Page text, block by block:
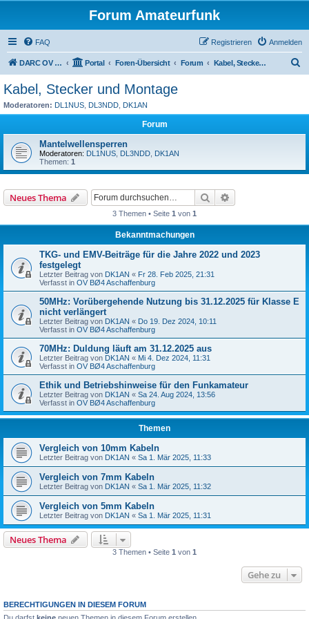
Forum Amateurfunk
FAQ Anmelden
Registrieren
DARC OV BØ4 Aschaffenburg Portal Foren-Übersicht Forum Kabel, Stecker und Montage
Kabel, Stecker und Montage
Moderatoren: DL1NUS DL3NDD DK1AN
Forum
Mantelwellensperren
Moderatoren: DL1NUS DL3NDD DK1AN
Themen: 1
Neues Thema Suche
3 Themen • Seite 1 von 1
Bekanntmachungen
TKG- und EMV-Beiträge für die Jahre 2022 und 2023
festgelegt
Letzter Beitrag von DK1AN « Fr 28. Feb 2025, 21:31
Verfasst in OV BØ4 Aschaffenburg
50MHz: Vorübergehende Nutzung bis 31.12.2025 für Klasse E
nicht verlängert
Letzter Beitrag von DK1AN « Do 19. Dez 2024, 10:11
Verfasst in OV BØ4 Aschaffenburg
70MHz: Duldung läuft am 31.12.2025 aus
Letzter Beitrag von DK1AN « Mi 4. Dez 2024, 11:31
Verfasst in OV BØ4 Aschaffenburg
Ethik und Betriebshinweise für den Funkamateur
Letzter Beitrag von DK1AN « Sa 24. Aug 2024, 13:56
Verfasst in OV BØ4 Aschaffenburg
Themen
Vergleich von 10mm Kabeln
Letzter Beitrag von DK1AN « Sa 1. Mär 2025, 11:33
Vergleich von 7mm Kabeln
Letzter Beitrag von DK1AN « Sa 1. Mär 2025, 11:32
Vergleich von 5mm Kabeln
Letzter Beitrag von DK1AN « Sa 1. Mär 2025, 11:31
Neues Thema
3 Themen • Seite 1 von 1
Gehe zu
BERECHTIGUNGEN IN DIESEM FORUM
Du darfst keine neuen Themen in diesem Forum erstellen.